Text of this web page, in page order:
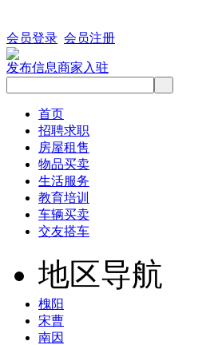
会员登录 会员注册
发布信息商家入驻
首页
招聘求职
房屋租售
物品买卖
生活服务
教育培训
车辆买卖
交友搭车
地区导航
槐阳
宋曹
南因